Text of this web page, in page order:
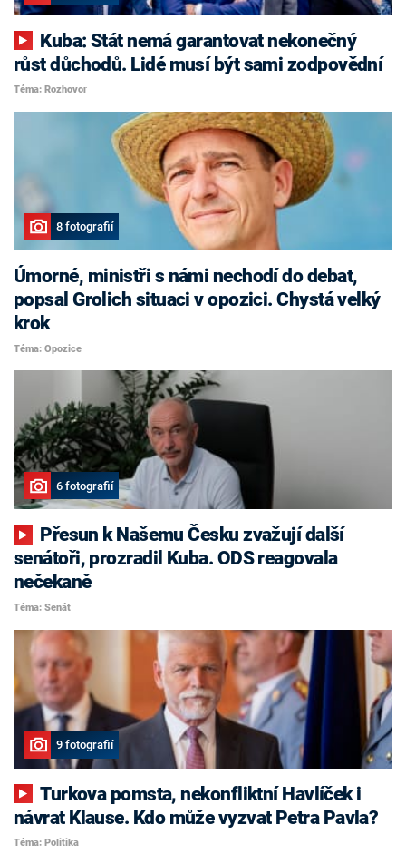
růst důchodů. Lidé musí být sami zodpovědní
Téma: Rozhovor
8 fotografií
Úmorné, ministři s námi nechodí do debat,
popsal Grolich situaci v opozici. Chystá velký
krok
Téma: Opozice
6 fotografií
senátoři, prozradil Kuba. ODS reagovala
nečekaně
Téma: Senát
9 fotografií
Turkova pomsta, nekonfliktní Havlíček i
návrat Klause. Kdo může vyzvat Petra Pavla?
Téma: Politika